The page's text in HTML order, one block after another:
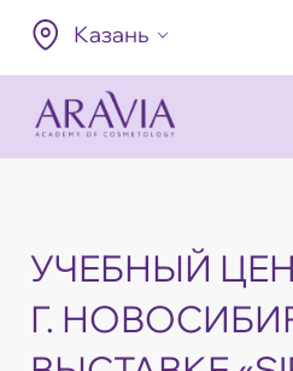
Казань
УЧЕБНЫЙ
Г.